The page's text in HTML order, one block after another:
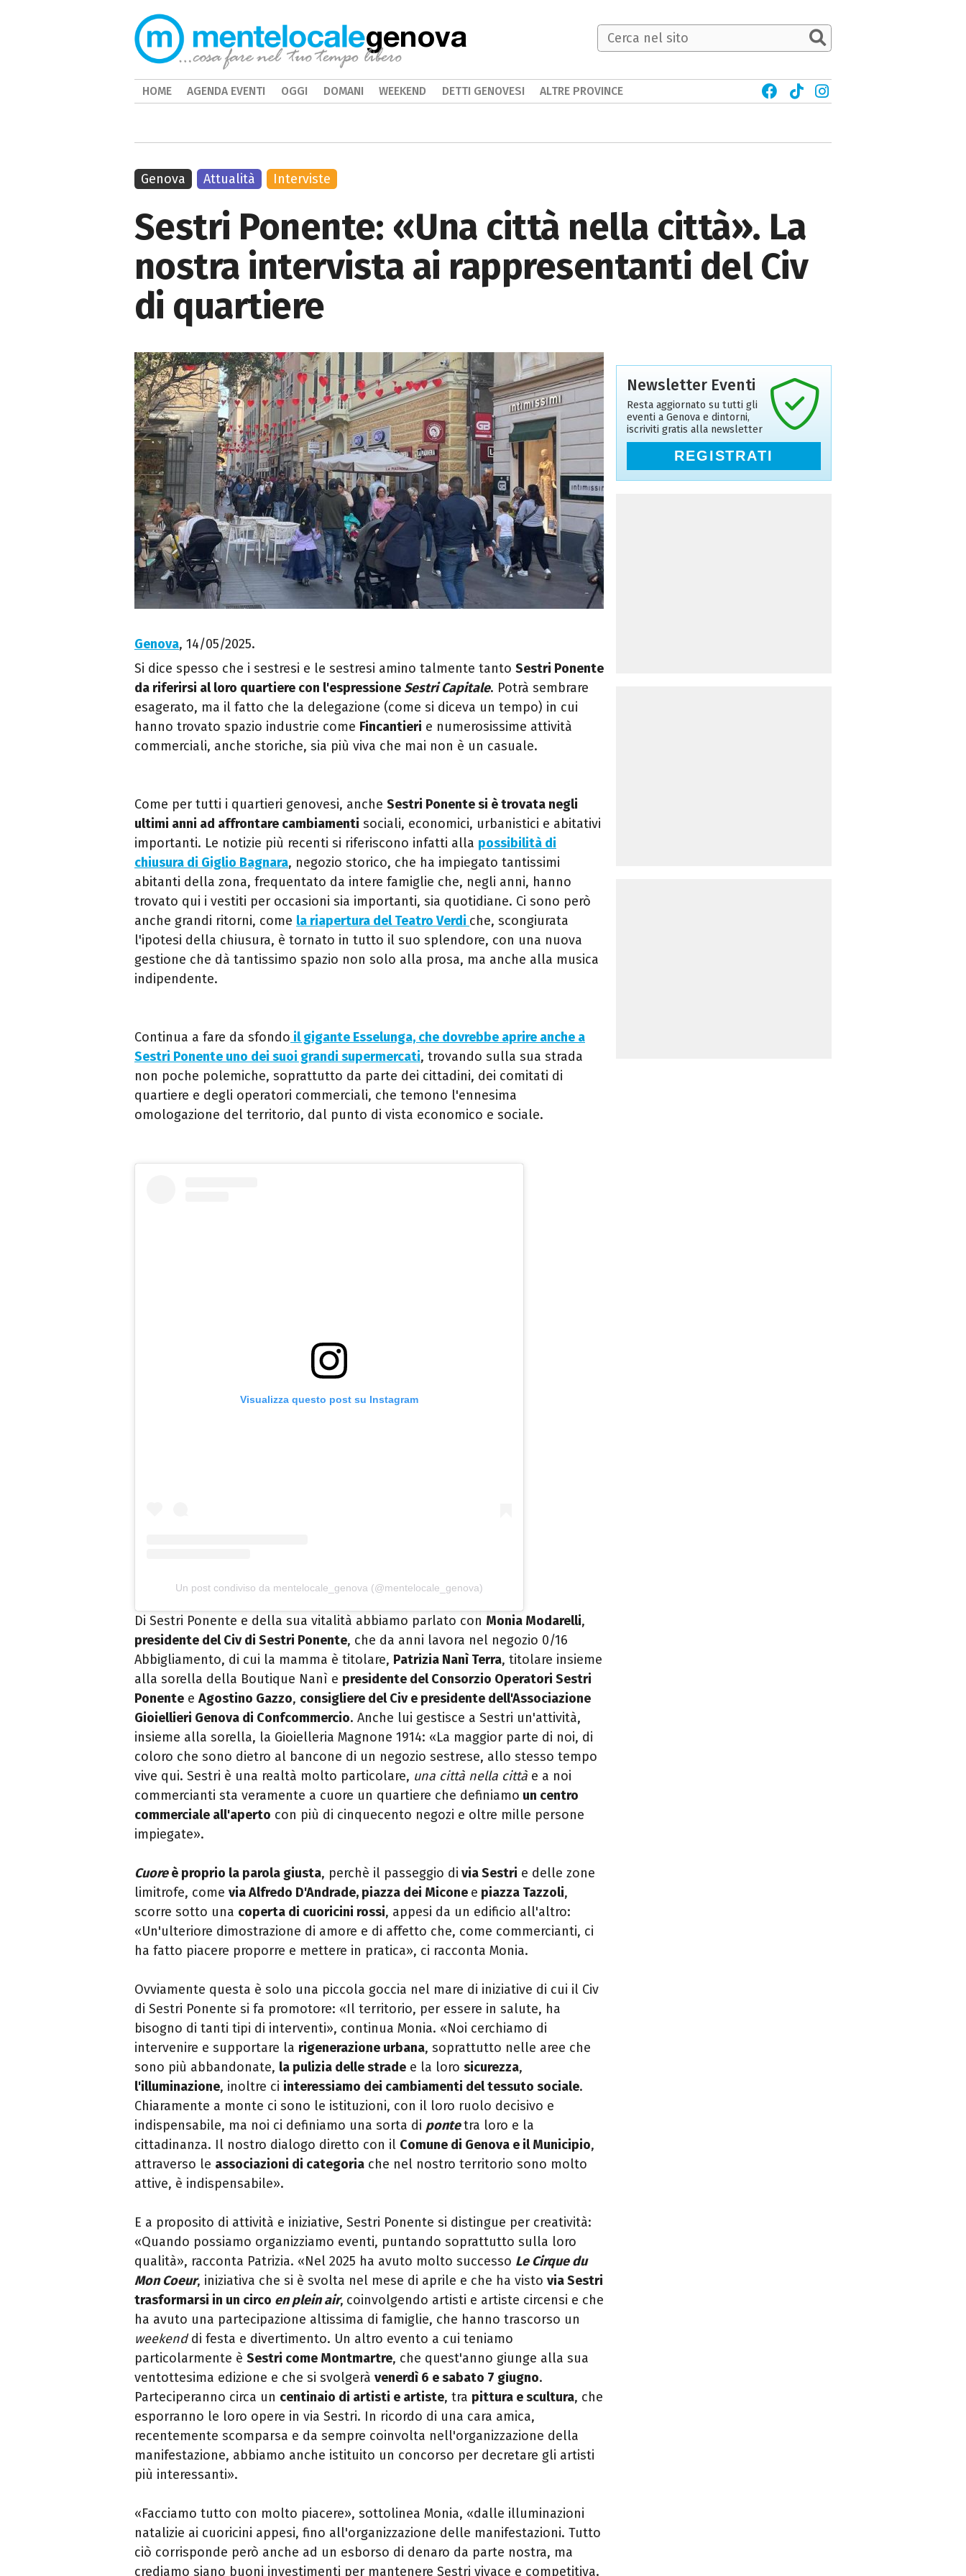
Sestri Ponente: «Una città nella città». La
nostra intervista ai rappresentanti del Civ
di quartiere
Genova, 14/05/2025.
Si dice spesso che i sestresi e le sestresi amino talmente tanto Sestri Ponente
da riferirsi al loro quartiere con l'espressioneSestri Capitale. Potrà sembrare
esagerato, ma il fatto che la delegazione (come si diceva un tempo) in cui
hanno trovato spazio industrie come Fincantieri e numerosissime attività
commerciali, anche storiche, sia più viva che mai non è un casuale.
Come per tutti i quartieri genovesi, anche Sestri Ponente si è trovata negli
ultimi anni ad affrontare cambiamenti sociali, economici, urbanistici e abitativi
importanti. Le notizie più recenti si riferiscono infatti alla possibilità di
chiusura di Giglio Bagnara, negozio storico, che ha impiegato tantissimi
abitanti della zona, frequentato da intere famiglie che, negli anni, hanno
trovato qui i vestiti per occasioni sia importanti, sia quotidiane. Ci sono però
anche grandi ritorni, come la riapertura del Teatro Verdi che, scongiurata
l'ipotesi della chiusura, è tornato in tutto il suo splendore, con una nuova
gestione che dà tantissimo spazio non solo alla prosa, ma anche alla musica
indipendente.
Continua a fare da sfondo il gigante Esselunga, che dovrebbe aprire anche a
Sestri Ponente uno dei suoi grandi supermercati, trovando sulla sua strada
non poche polemiche, soprattutto da parte dei cittadini, dei comitati di
quartiere e degli operatori commerciali, che temono l'ennesima
omologazione del territorio, dal punto di vista economico e sociale.
Visualizza questo post su Instagram
Un post condiviso da mentelocale_genova (@mentelocale_genova)
Di Sestri Ponente e della sua vitalità abbiamo parlato con Monia Modarelli,
presidente del Civ di Sestri Ponente, che da anni lavora nel negozio 0/16
Abbigliamento, di cui la mamma è titolare, Patrizia Nanì Terra, titolare insieme
alla sorella della Boutique Nanì e presidente del Consorzio Operatori Sestri
Ponente e Agostino Gazzo, consigliere del Civ e presidente dell'Associazione
Gioiellieri Genova di Confcommercio. Anche lui gestisce a Sestri un'attività,
insieme alla sorella, la Gioielleria Magnone 1914: «La maggior parte di noi, di
coloro che sono dietro al bancone di un negozio sestrese, allo stesso tempo
vive qui. Sestri è una realtà molto particolare, una città nella città e a noi
commercianti sta veramente a cuore un quartiere che definiamo un centro
commerciale all'aperto con più di cinquecento negozi e oltre mille persone
impiegate».
Cuoreè proprio la parola giusta, perchè il passeggio di via Sestri e delle zone
limitrofe, come via Alfredo D'Andrade, piazza dei Micone e piazza Tazzoli,
scorre sotto una coperta di cuoricini rossi, appesi da un edificio all'altro:
«Un'ulteriore dimostrazione di amore e di affetto che, come commercianti, ci
ha fatto piacere proporre e mettere in pratica», ci racconta Monia.
Ovviamente questa è solo una piccola goccia nel mare di iniziative di cui il Civ
di Sestri Ponente si fa promotore: «Il territorio, per essere in salute, ha
bisogno di tanti tipi di interventi», continua Monia. «Noi cerchiamo di
intervenire e supportare la rigenerazione urbana, soprattutto nelle aree che
sono più abbandonate, la pulizia delle strade e la loro sicurezza,
l'illuminazione, inoltre ci interessiamo dei cambiamenti del tessuto sociale.
Chiaramente a monte ci sono le istituzioni, con il loro ruolo decisivo e
indispensabile, ma noi ci definiamo una sorta di pontetra loro e la
cittadinanza. Il nostro dialogo diretto con il Comune di Genova e il Municipio,
attraverso le associazioni di categoria che nel nostro territorio sono molto
attive, è indispensabile».
E a proposito di attività e iniziative, Sestri Ponente si distingue per creatività:
«Quando possiamo organizziamo eventi, puntando soprattutto sulla loro
qualità», racconta Patrizia. «Nel 2025 ha avuto molto successo Le Cirque du
Mon Coeur, iniziativa che si è svolta nel mese di aprile e che ha visto via Sestri
trasformarsi in un circo en plein air, coinvolgendo artisti e artiste circensi e che
ha avuto una partecipazione altissima di famiglie, che hanno trascorso un
weekenddi festa e divertimento. Un altro evento a cui teniamo
particolarmente è Sestri come Montmartre, che quest'anno giunge alla sua
ventottesima edizione e che si svolgerà venerdì 6 e sabato 7 giugno.
Parteciperanno circa un centinaio di artisti e artiste, tra pittura e scultura, che
esporranno le loro opere in via Sestri. In ricordo di una cara amica,
recentemente scomparsa e da sempre coinvolta nell'organizzazione della
manifestazione, abbiamo anche istituito un concorso per decretare gli artisti
più interessanti».
«Facciamo tutto con molto piacere», sottolinea Monia, «dalle illuminazioni
natalizie ai cuoricini appesi, fino all'organizzazione delle manifestazioni. Tutto
ciò corrisponde però anche ad un esborso di denaro da parte nostra, ma
crediamo siano buoni investimenti per mantenere Sestri vivace e competitiva.
Genova Attualità Interviste
Newsletter Eventi
Resta aggiornato su tutti gli
eventi a Genova e dintorni,
iscriviti gratis alla newsletter
REGISTRATI
genova
HOME AGENDA EVENTI OGGI DOMANI WEEKEND DETTI GENOVESI ALTRE PROVINCE